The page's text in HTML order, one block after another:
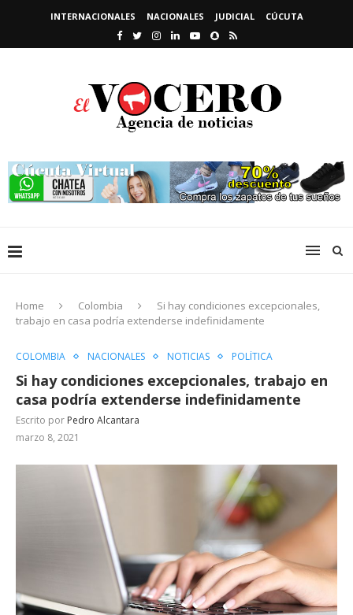
INTERNACIONALES NACIONALES JUDICIAL CÚCUTA
Home Colombia
Si hay condiciones excepcionales,
trabajo en casa podría extenderse indefinidamente
COLOMBIA NACIONALES NOTICIAS POLÍTICA
Si hay condiciones excepcionales, trabajo en
casa podría extenderse indefinidamente
Escrito por Pedro Alcantara
marzo 8, 2021